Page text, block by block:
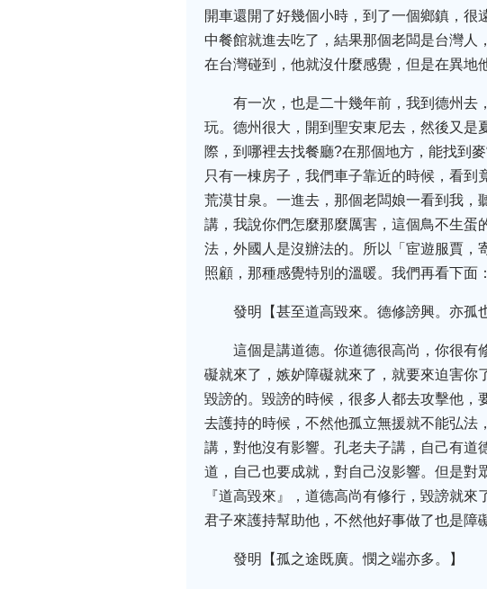
開車還開了好幾個小時，到了一個鄉鎮，
中餐館就進去吃了，結果那個老闆是台灣人
在台灣碰到，他就沒什麼感覺，但是在異地
有一次，也是二十幾年前，我到德州去
玩。德州很大，開到聖安東尼去，然後又是
際，到哪裡去找餐廳?在那個地方，能找到
只有一棟房子，我們車子靠近的時候，看
荒漠甘泉。一進去，那個老闆娘一看到我，
講，我說你們怎麼那麼厲害，這個鳥不生蛋
法，外國人是沒辦法的。所以「宦遊服賈，
照顧，那種感覺特別的溫暖。我們再看下面：
發明【甚至道高毀來。德修謗興。亦孤
這個是講道德。你道德很高尚，你很有
礙就來了，嫉妒障礙就來了，就要來迫害你
毀謗的。毀謗的時候，很多人都去攻擊他，
去護持的時候，不然他孤立無援就不能弘法
講，對他沒有影響。孔老夫子講，自己有道
道，自己也要成就，對自己沒影響。但是對
『道高毀來』，道德高尚有修行，毀謗就
君子來護持幫助他，不然他好事做了也是障
發明【孤之途既廣。憫之端亦多。】